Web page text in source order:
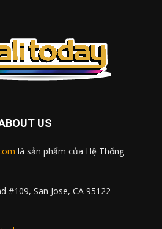
US
là sản phẩm của Hệ Thống
#109, San Jose, CA 95122